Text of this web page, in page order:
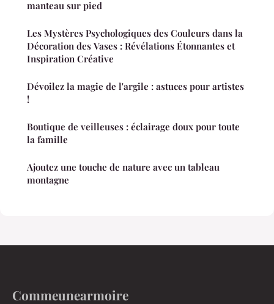
manteau sur pied
Les Mystères Psychologiques des Couleurs dans la
Décoration des Vases : Révélations Étonnantes et
Inspiration Créative
Dévoilez la magie de l'argile : astuces pour artistes
!
Boutique de veilleuses : éclairage doux pour toute
la famille
Ajoutez une touche de nature avec un tableau
montagne
Commeunearmoire